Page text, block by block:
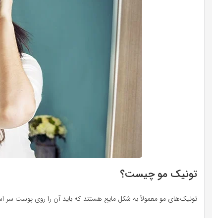
تونیک مو چیست؟
تونیک‌های مو معمولاً به شکل مایع هستند که باید آن را روی پوست